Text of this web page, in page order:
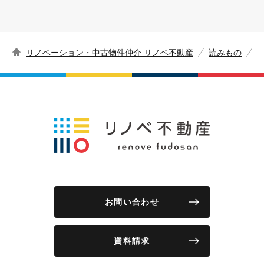
リノベーション・中古物件仲介 リノベ不動産 読みもの
お問い合わせ
資料請求